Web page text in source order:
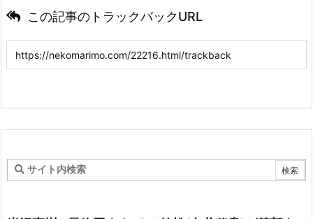
この記事のトラックバックURL